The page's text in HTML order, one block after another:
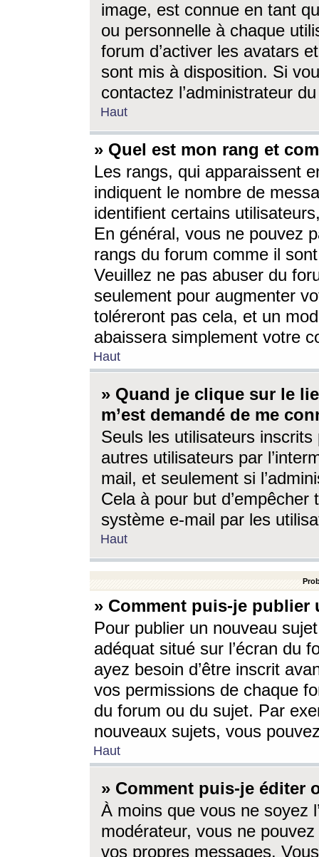
image, est connue en tant
ou personnelle à chaque
forum d’activer les avatars
sont mis à disposition. Si
contactez l’administrateur
Haut
» Quel est mon rang et
Les rangs, qui apparaissent
indiquent le nombre de
identifient certains
En général, vous ne pouvez
rangs du forum comme il
Veuillez ne pas abuser du
seulement pour augmenter
toléreront pas cela, et un
abaissera simplement votre
Haut
» Quand je clique sur le
m’est demandé de me
Seuls les utilisateurs
autres utilisateurs par
mail, et seulement si
Cela à pour but
système e-mail par les
Haut
» Comment puis-je
Pour publier un nouveau
adéquat situé sur l’écran du
ayez besoin d’être inscrit
vos permissions de chaque
du forum ou du sujet. Par
nouveaux sujets, vous
Haut
» Comment puis-je éditer
À moins que vous ne soyez
modérateur, vous ne
vos propres messages.